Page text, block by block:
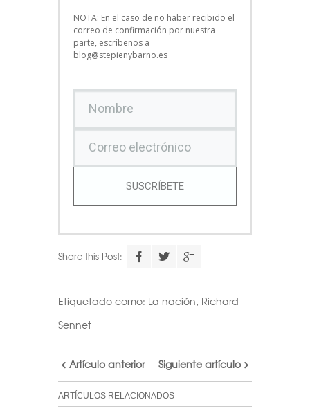
NOTA: En el caso de no haber recibido el
correo de confirmación por nuestra
parte, escríbenos a
blog@stepienybarno.es
SUSCRÍBETE
Share this Post:
Etiquetado como: La nación, Richard
Sennet
Artículo anterior Siguiente artículo
ARTÍCULOS RELACIONADOS